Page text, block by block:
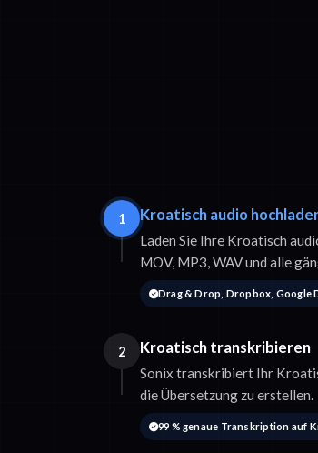
1 Kroatisch audio
Laden Sie Ihre Kroatisch
MOV, MP3, WAV und alle
Drag & Drop, Dropbox, Google
2 Kroatisch transkribieren
Sonix transkribiert Ihr
die Übersetzung zu erstellen.
99 % genaue Transkription auf